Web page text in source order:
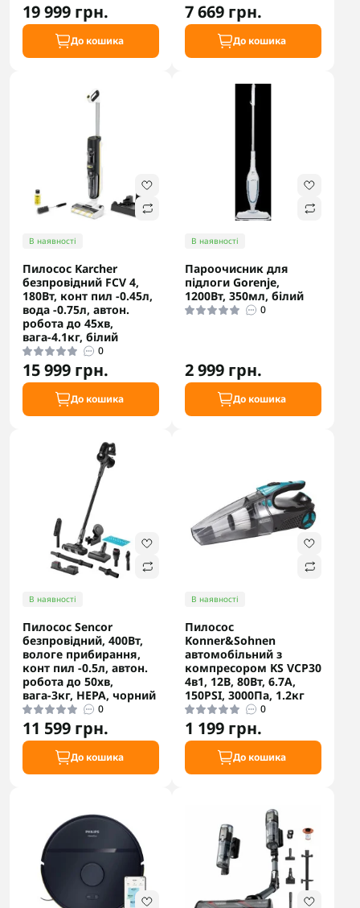
19 999 грн.
До кошика
7 669 грн.
До кошика
В наявності
Пилосос Karcher
безпровідний FCV 4,
180Вт, конт пил -0.45л,
вода -0.75л, автон.
робота до 45хв,
вага-4.1кг, білий
0
15 999 грн.
До кошика
В наявності
Пароочисник для
підлоги Gorenje,
1200Вт, 350мл, білий
0
2 999 грн.
До кошика
В наявності
Пилосос Sencor
безпровідний, 400Вт,
вологе прибирання,
конт пил -0.5л, автон.
робота до 50хв,
вага-3кг, НЕРА, чорний
0
11 599 грн.
До кошика
В наявності
Пилосос
Konner&Sohnen
автомобільний з
компресором KS VCP30
4в1, 12В, 80Вт, 6.7А,
150PSI, 3000Па, 1.2кг
0
1 199 грн.
До кошика